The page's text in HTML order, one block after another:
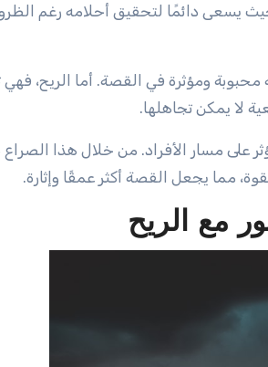
حيث يسعى دائمًا لتحقيق أحلامه رغم
ومؤثرة في القصة. أما الريح، فهي
لا يمكن تجاهلها.
على مسار الأفراد. من خلال هذا الصراع
مما يجعل القصة أكثر عمقًا وإثارة.
مع الريح